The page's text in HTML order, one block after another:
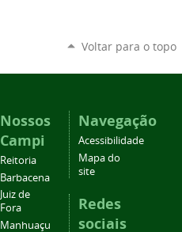
Voltar para o topo
Nossos
Campi
Reitoria
Barbacena
Juiz de
Fora
Manhuaçu
Navegação
Acessibilidade
Mapa do
site
Redes
sociais